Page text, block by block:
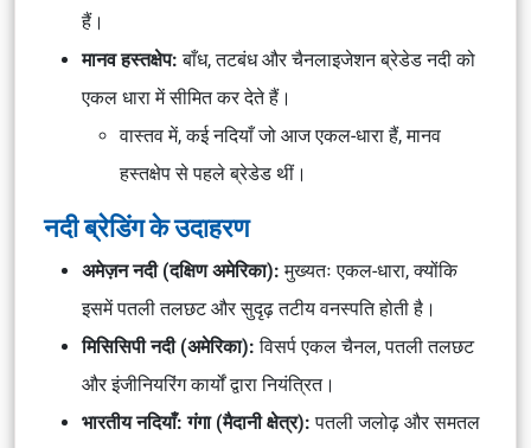
हैं।
मानव हस्तक्षेप:बाँध, तटबंध और चैनलाइजेशन ब्रेडेड नदी को
एकल धारा में सीमित कर देते हैं।
वास्तव में, कई नदियाँ जो आज एकल-धारा हैं, मानव
हस्तक्षेप से पहले ब्रेडेड थीं।
नदी ब्रेडिंग के उदाहरण
अमेज़न नदी (दक्षिण अमेरिका):मुख्यतः एकल-धारा, क्योंकि
इसमें पतली तलछट और सुदृढ़ तटीय वनस्पति होती है।
मिसिसिपी नदी (अमेरिका):विसर्प एकल चैनल, पतली तलछट
और इंजीनियरिंग कार्यों द्वारा नियंत्रित।
भारतीय नदियाँ: गंगा (मैदानी क्षेत्र):पतली जलोढ़ और समतल